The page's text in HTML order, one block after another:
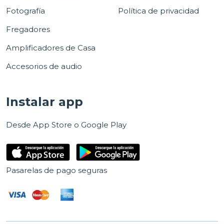
Fotografía
Fregadores
Amplificadores de Casa
Accesorios de audio
Política de privacidad
Instalar app
Desde App Store o Google Play
Pasarelas de pago seguras